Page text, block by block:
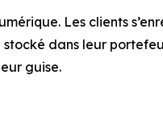
Les clients
dans leur
guise.